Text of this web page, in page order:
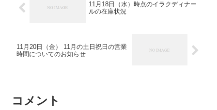
11月18日（水）時点のイラクディナー
ルの在庫状況
11月20日（金） 11月の土日祝日の営業
時間についてのお知らせ
コメント